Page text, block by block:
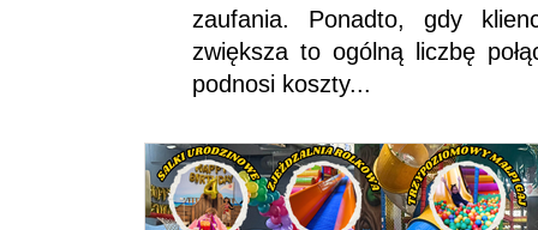
zaufania. Ponadto, gdy
zwiększa to ogólną liczbę
podnosi koszty...